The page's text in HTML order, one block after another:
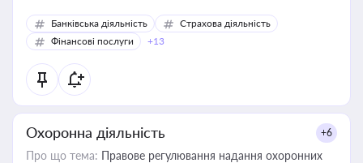
Банківська діяльність
Страхова діяльність
Фінансові послуги
+13
Охоронна діяльність +6
Про що тема: Правове регулювання надання охоронних